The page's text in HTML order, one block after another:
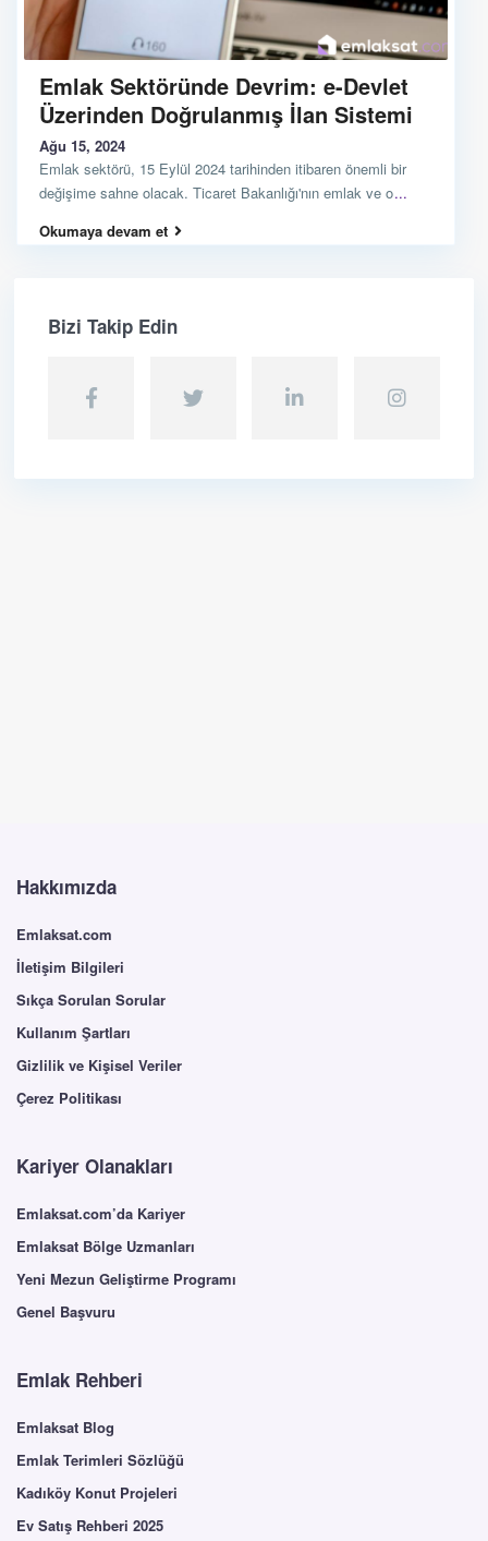
Emlak Sektöründe Devrim: e-Devlet
Üzerinden Doğrulanmış İlan Sistemi
Ağu 15, 2024
Emlak sektörü, 15 Eylül 2024 tarihinden itibaren önemli bir
değişime sahne olacak. Ticaret Bakanlığı'nın emlak ve o...
Okumaya devam et
Bizi Takip Edin
Hakkımızda
Emlaksat.com
İletişim Bilgileri
Sıkça Sorulan Sorular
Kullanım Şartları
Gizlilik ve Kişisel Veriler
Çerez Politikası
Kariyer Olanakları
Emlaksat.com’da Kariyer
Emlaksat Bölge Uzmanları
Yeni Mezun Geliştirme Programı
Genel Başvuru
Emlak Rehberi
Emlaksat Blog
Emlak Terimleri Sözlüğü
Kadıköy Konut Projeleri
Ev Satış Rehberi 2025